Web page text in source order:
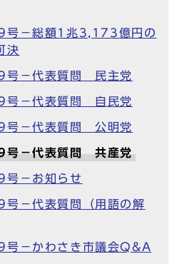
－総額1兆3,173億円の
決
－代表質問 民主党
－代表質問 自民党
－代表質問 公明党
号－代表質問 共産党
－お知らせ
－代表質問（用語の解
－かわさき市議会Q&A